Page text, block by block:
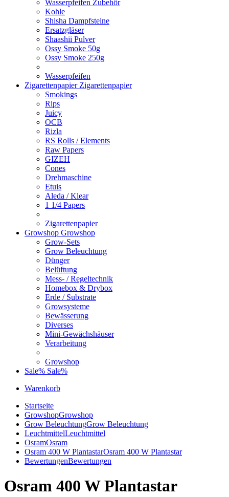
Wasserpfeifen Zubehör
Kohle
Shisha Dampfsteine
Ersatzgläser
Shaashii Pulver
Ossy Smoke 50g
Ossy Smoke 250g
Wasserpfeifen
Zigarettenpapier Zigarettenpapier
Smokings
Rips
Juicy
OCB
Rizla
RS Rolls / Elements
Raw Papers
GIZEH
Cones
Drehmaschine
Etuis
Aleda / Klear
1 1/4 Papers
Zigarettenpapier
Growshop Growshop
Grow-Sets
Grow Beleuchtung
Dünger
Belüftung
Mess- / Regeltechnik
Homebox & Drybox
Erde / Substrate
Growsysteme
Bewässerung
Diverses
Mini-Gewächshäuser
Verarbeitung
Growshop
Sale% Sale%
Warenkorb
Startseite
GrowshopGrowshop
Grow BeleuchtungGrow Beleuchtung
LeuchtmittelLeuchtmittel
OsramOsram
Osram 400 W PlantastarOsram 400 W Plantastar
BewertungenBewertungen
Osram 400 W Plantastar